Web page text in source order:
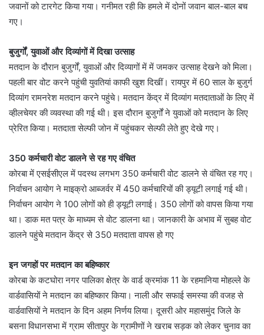
जवानों को टारगेट किया गया। गनीमत रही कि हमले में दोनों जवान बाल-बाल बच
गए।
बुजुर्गों, युवाओं और दिव्यांगों में दिखा उत्साह
मतदान के दौरान बुजुर्गों, युवाओं और दिव्यागों में में जमकर उत्साह देखने को मिला।
पहली बार वोट करने पहुंची युवतियां काफी खुश दिखीं। रायपुर में 60 साल के बुजुर्ग
दिव्यांग रामनरेश मतदान करने पहुंचे। मतदान केंद्र में दिव्यांग मतदाताओं के लिए में
व्हीलचेयर की व्यवस्था की गई थी। इस दौरान बुजुर्गों ने युवाओं को मतदान के लिए
प्रेरित किया। मतदाता सेल्फी जोन में पहुंचकर सेल्फी लेते हुए देखे गए।
350 कर्मचारी वोट डालने से रह गए वंचित
कोरबा में एसईसीएल में पदस्थ लगभग 350 कर्मचारी वोट डालने से वंचित रह गए।
निर्वाचन आयोग ने माइक्रो आब्जर्वर में 450 कर्मचारियों की ड्यूटी लगाई गई थी।
निर्वाचन आयोग ने 100 लोगों को ही ड्यूटी लगाई। 350 लोगों को वापस किया गया
था। डाक मत पत्र के माध्यम से वोट डालना था। जानकारी के अभाव में सुबह वोट
डालने पहुंचे मतदान केंद्र से 350 मतदाता वापस हो गए
इन जगहों पर मतदान का बहिष्कार
कोरबा के कटघोरा नगर पालिका क्षेत्र के वार्ड क्रमांक 11 के रहमानिया मोहल्ले के
वार्डवासियों ने मतदान का बहिष्कार किया। नाली और सफाई समस्या की वजह से
वार्डवासियों ने मतदान के दिन अहम निर्णय लिया। दूसरी ओर महासमुंद जिले के
बसना विधानसभा में ग्राम सीतापुर के ग्रामीणों ने खराब सड़क को लेकर चुनाव का